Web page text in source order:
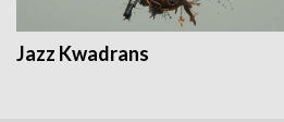
Jazz Kwadrans